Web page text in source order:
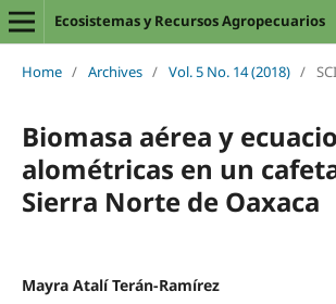
Ecosistemas y Recursos Agropecuarios
Home / Archives / Vol. 5 No. 14 (2018) /
Biomasa aérea y
alométricas en un
Sierra Norte de Oaxaca
Mayra Atalí Terán-Ramírez